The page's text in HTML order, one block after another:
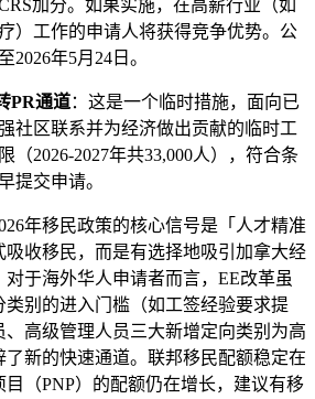
加分。如果实施，在高薪行业（如
）工作的申请人将获得竞争优势。公
2026年5月24日。
PR通道：这是一个临时措施，面向已
社区联系并为经济做出贡献的临时工
（2026-2027年共33,000人），符合条
提交申请。
年移民政策的核心信号是「人才精准
收移民，而是有选择地吸引加拿大经
于海外华人申请者而言，EE改革虽
别的进入门槛（如工签经验要求提
高级管理人员三大新增定向类别为高
新的快速通道。联邦移民配额稳定在
（PNP）的配额仍在增长，建议有移